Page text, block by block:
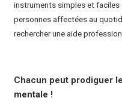
instruments simples et faciles
personnes affectées au
rechercher une aide
Chacun peut prodiguer
mentale !